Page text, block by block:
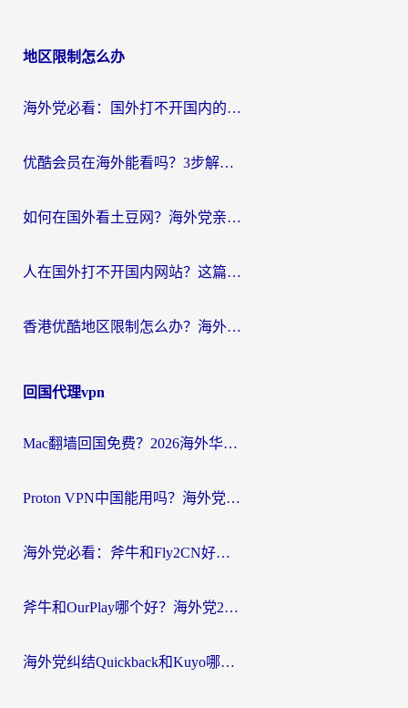
地区限制怎么办
海外党必看：国外打不开国内的app怎么办？3步解决你的乡愁
优酷会员在海外能看吗？3步解决海外追剧难题，附实测好用加速器推荐
如何在国外看土豆网？海外党亲测有效的追剧加速器选择指南
人在国外打不开国内网站？这篇攻略帮你无缝解锁国内资源（附交管12123使用技巧）
香港优酷地区限制怎么办？海外党亲测有效的追剧解决方案
回国代理vpn
Mac翻墙回国免费？2026海外华人亲测：从CCTV5直播到国内APP，这样选加速器才靠谱
Proton VPN中国能用吗？海外党选回国加速器的避坑指南（附番茄加速器实测）
海外党必看：斧牛和Fly2CN好用吗？3招教你选对回国加速器（附免费试用攻略）
斧牛和OurPlay哪个好？海外党2026亲测：选对加速器，国内资源秒加载
海外党纠结Quickback和Kuyo哪个好？选对回国加速器才能无缝刷国内资源